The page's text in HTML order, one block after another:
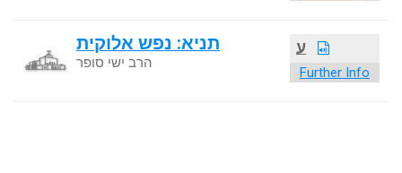
ע
Further Info
תניא: נפש אלוקית
הרב ישי סופר